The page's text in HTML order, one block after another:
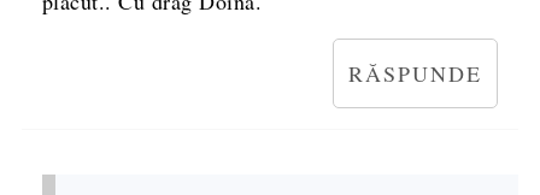
RĂSPUNDE